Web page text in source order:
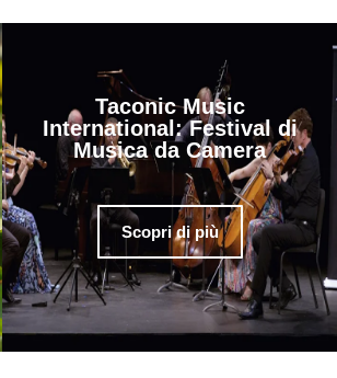
Taconic Music
International: Festival di
Musica da Camera
Scopri di più